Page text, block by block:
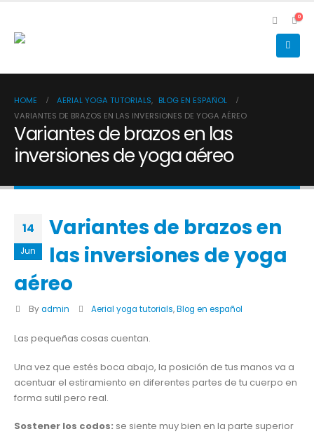
0
HOME AERIAL YOGA TUTORIALS, BLOG EN ESPAÑOL
VARIANTES DE BRAZOS EN LAS INVERSIONES DE YOGA AÉREO
Variantes de brazos en las
inversiones de yoga aéreo
14
Jun
Variantes de brazos en
las inversiones de yoga
aéreo
By admin Aerial yoga tutorials,Blog en español
Las pequeñas cosas cuentan.
Una vez que estés boca abajo, la posición de tus manos va a
acentuar el estiramiento en diferentes partes de tu cuerpo en
forma sutil pero real.
Sostener los codos: se siente muy bien en la parte superior